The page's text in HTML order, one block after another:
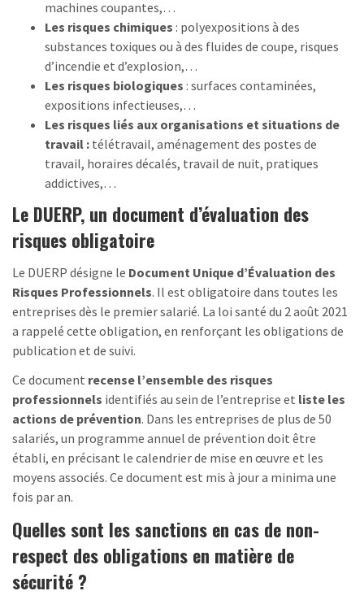
machines coupantes,…
Les risques chimiques : polyexpositions à des
substances toxiques ou à des fluides de coupe, risques
d’incendie et d’explosion,…
Les risques biologiques : surfaces contaminées,
expositions infectieuses,…
Les risques liés aux organisations et situations de
travail : télétravail, aménagement des postes de
travail, horaires décalés, travail de nuit, pratiques
addictives,…
Le DUERP, un document d’évaluation des
risques obligatoire
Le DUERP désigne le Document Unique d’Évaluation des
Risques Professionnels. Il est obligatoire dans toutes les
entreprises dès le premier salarié. La loi santé du 2 août 2021
a rappelé cette obligation, en renforçant les obligations de
publication et de suivi.
Ce document recense l’ensemble des risques
professionnels identifiés au sein de l’entreprise et liste les
actions de prévention. Dans les entreprises de plus de 50
salariés, un programme annuel de prévention doit être
établi, en précisant le calendrier de mise en œuvre et les
moyens associés. Ce document est mis à jour a minima une
fois par an.
Quelles sont les sanctions en cas de non-
respect des obligations en matière de
sécurité ?